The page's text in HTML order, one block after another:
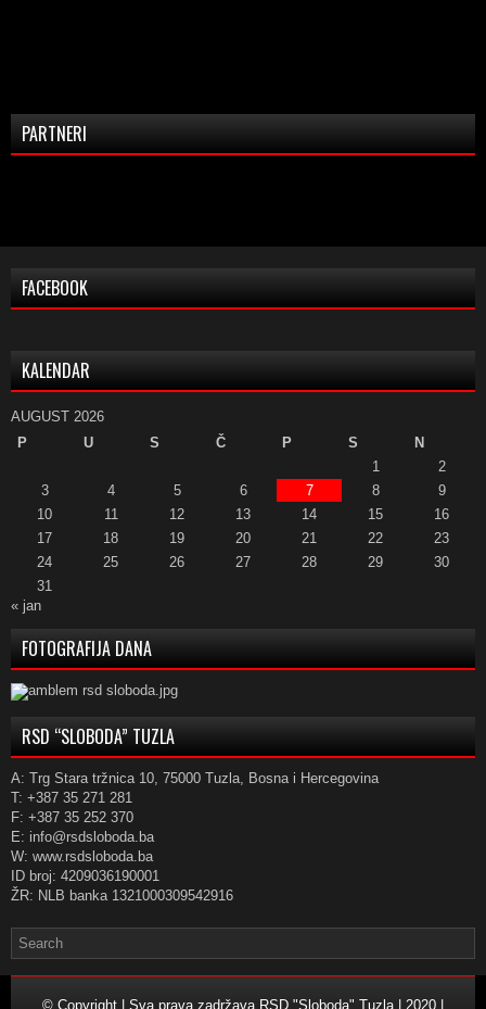
PARTNERI
FACEBOOK
KALENDAR
AUGUST 2026
P
U S Č P S
N
1
2
3
4 5 6 7 8
9
10
11 12 13 14 15
16
17
18 19 20 21 22
23
24
25 26 27 28 29
30
31
« jan
FOTOGRAFIJA DANA
RSD “SLOBODA” TUZLA
A: Trg Stara tržnica 10, 75000 Tuzla, Bosna i Hercegovina
T: +387 35 271 281
F: +387 35 252 370
E: info@rsdsloboda.ba
W: www.rsdsloboda.ba
ID broj: 4209036190001
ŽR: NLB banka 1321000309542916
© Copyright | Sva prava zadržava RSD "Sloboda" Tuzla | 2020 |